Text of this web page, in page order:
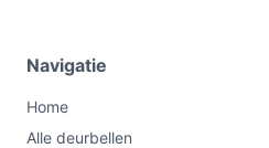
Navigatie
Home
Alle deurbellen